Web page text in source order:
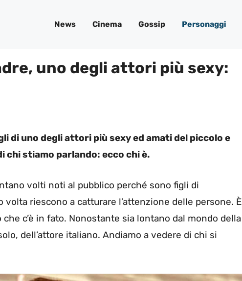
News Cinema Gossip Personaggi
uno degli attori più sexy:
di uno degli attori più sexy ed amati del piccolo e
chi stiamo parlando: ecco chi è.
volti noti al pubblico perché sono figli di
volta riescono a catturare l’attenzione delle persone. È
c’è in fato. Nonostante sia lontano dal mondo della
dell’attore italiano. Andiamo a vedere di chi si